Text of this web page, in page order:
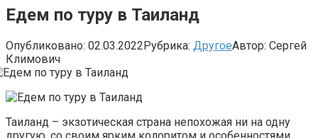
Едем по туру в Таиланд
Опубликовано: 02.03.2022Рубрика: ДругоеАвтор: Сергей
Климович
Таиланд – экзотическая страна непохожая ни на одну